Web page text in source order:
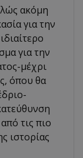
ακόμη
για την
για την
μέχρι
όπου θα
τις πιο
ιστορίας